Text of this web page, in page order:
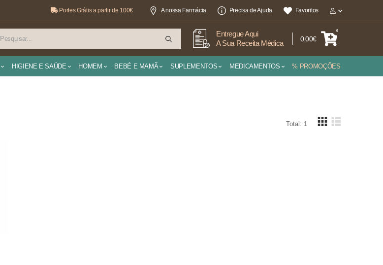
Portes Grátis a partir de 100€ A nossa Farmácia Precisa de Ajuda Favoritos
Entregue Aqui
A Sua Receita Médica
0.00€
0
HIGIENE E SAÚDE HOMEM BEBÉ E MAMÃ SUPLEMENTOS MEDICAMENTOS % PROMOÇÕES
Total: 1